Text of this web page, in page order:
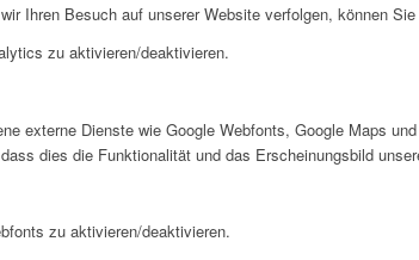
Ihren Besuch auf unserer Website verfolgen, können
zu aktivieren/deaktivieren.
externe Dienste wie Google Webfonts, Google Maps
dies die Funktionalität und das Erscheinungsbild
zu aktivieren/deaktivieren.